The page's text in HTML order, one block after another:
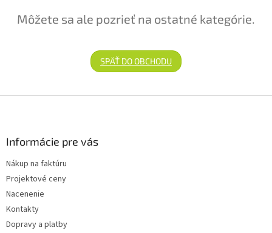
Môžete sa ale pozrieť na ostatné kategórie.
SPÄŤ DO OBCHODU
Informácie pre vás
Nákup na faktúru
Projektové ceny
Nacenenie
Kontakty
Dopravy a platby